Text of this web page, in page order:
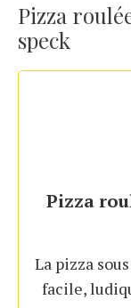
Pizza
speck
Pizza
La pizza
facile,